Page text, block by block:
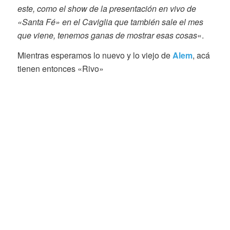
este, como el show de la presentación en vivo de
«Santa Fé» en el Caviglia que también sale el mes
que viene, tenemos ganas de mostrar esas cosas«.
Mientras esperamos lo nuevo y lo viejo deAlem, acá
tienen entonces «Rivo»